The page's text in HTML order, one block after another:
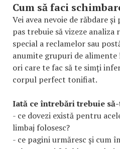
Cum să faci
Vei avea nevoie de răbdare
pas trebuie să vizeze
special a reclamelor sau
anumite grupuri de
ori care te fac să te simți
corpul perfect tonifiat.
Iată ce întrebări trebuie
- ce dovezi există pentru
limbaj folosesc?
- ce pagini urmăresc și cum